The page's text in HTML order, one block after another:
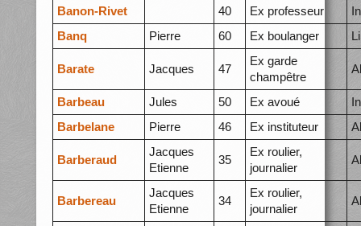
Banon-Rivet 40 Ex professeur
Banq
Pierre 60 Ex boulanger
Barate Jacques 47
Ex garde
champêtre
Barbeau Jules 50 Ex avoué
Barbelane
Pierre 46 Ex instituteur
Barberaud
Jacques
Etienne
35
Ex roulier,
journalier
Barbereau
Jacques
Etienne
34
Ex roulier,
journalier